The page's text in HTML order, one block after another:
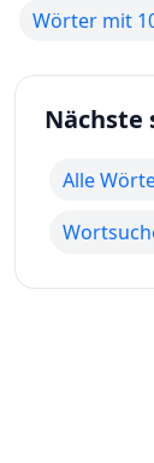
Wörter mit
Nächste
Alle